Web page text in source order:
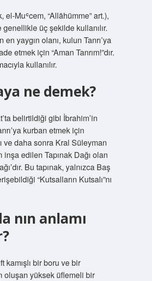
el-Muʿcem, “Allāhümme” art.),
üç şekilde kullanılır.
en yaygın olanı, kulun Tanrı’ya
etmek için “Aman Tanrım!”dır.
kullanılır.
ne demek?
belirtildiği gibi İbrahim’in
kurban etmek için
ve daha sonra Kral Süleyman
inşa edilen Tapınak Dağı olan
Bu tapınak, yalnızca Baş
“Kutsalların Kutsalı”nı
nın anlamı
kamışlı bir boru ve bir
oluşan yüksek üflemeli bir